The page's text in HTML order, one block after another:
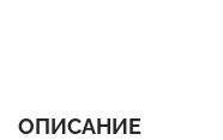
ОПИСАНИЕ